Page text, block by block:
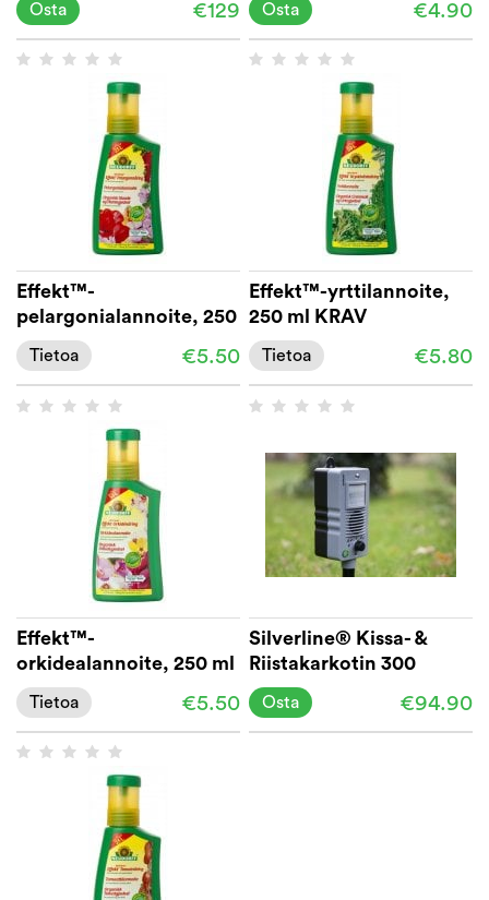
€129
Osta €4.90
Osta
Effekt™-
pelargonialannoite, 250
ml KRAV
€5.50
Tietoa
Effekt™-yrttilannoite,
250 ml KRAV
€5.80
Tietoa
Effekt™-
orkidealannoite, 250 ml
KRAV
€5.50
Tietoa
Silverline® Kissa- &
Riistakarkotin 300
€94.90
Osta